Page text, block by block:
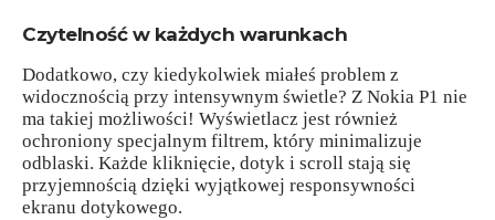
Czytelność w każdych warunkach
Dodatkowo, czy kiedykolwiek miałeś problem z
widocznością przy intensywnym świetle? Z Nokia P1 nie
ma takiej możliwości! Wyświetlacz jest również
ochroniony specjalnym filtrem, który minimalizuje
odblaski. Każde kliknięcie, dotyk i scroll stają się
przyjemnością dzięki wyjątkowej responsywności
ekranu dotykowego.